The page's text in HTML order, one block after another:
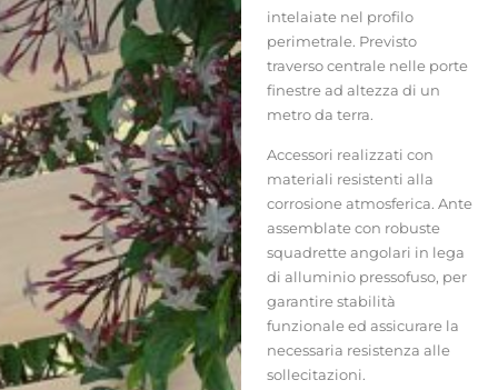
intelaiate nel profilo
perimetrale. Previsto
traverso centrale nelle porte
finestre ad altezza di un
metro da terra.
Accessori realizzati con
materiali resistenti alla
corrosione atmosferica. Ante
assemblate con robuste
squadrette angolari in lega
di alluminio pressofuso, per
garantire stabilità
funzionale ed assicurare la
necessaria resistenza alle
sollecitazioni.